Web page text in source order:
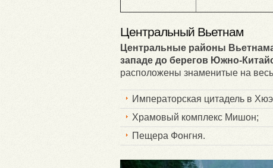
Центральный Вьетнам
Центральные районы
западе до берегов Южно-
расположены знаменитые на
Императорская цитадель в
Храмовый комплекс Мишон;
Пещера Фонгня.